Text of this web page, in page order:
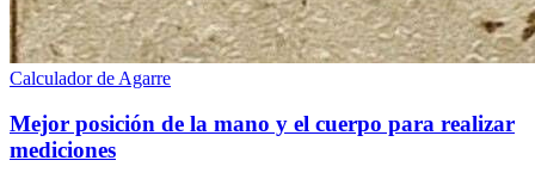
Calculador de Agarre
Mejor posición de la mano y el cuerpo para realizar
mediciones